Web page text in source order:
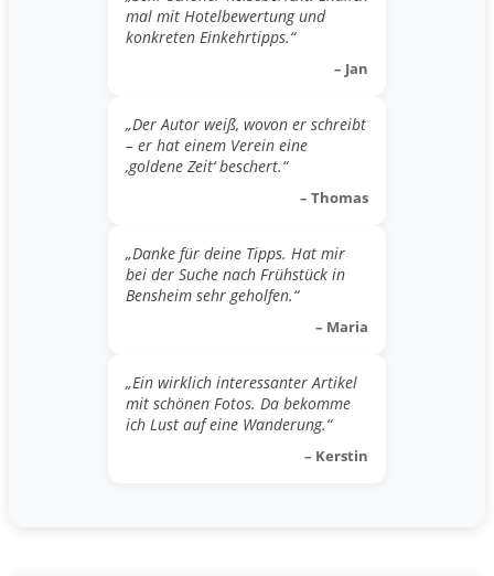
mal mit Hotelbewertung und
konkreten Einkehrtipps.“
– Jan
„Der Autor weiß, wovon er schreibt
– er hat einem Verein eine
‚goldene Zeit‘ beschert.“
– Thomas
„Danke für deine Tipps. Hat mir
bei der Suche nach Frühstück in
Bensheim sehr geholfen.“
– Maria
„Ein wirklich interessanter Artikel
mit schönen Fotos. Da bekomme
ich Lust auf eine Wanderung.“
– Kerstin